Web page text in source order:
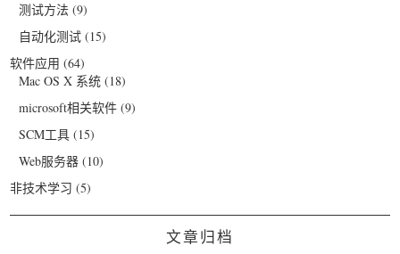
测试方法 (9)
自动化测试 (15)
软件应用 (64)
Mac OS X 系统 (18)
microsoft相关软件 (9)
SCM工具 (15)
Web服务器 (10)
非技术学习 (5)
文章归档